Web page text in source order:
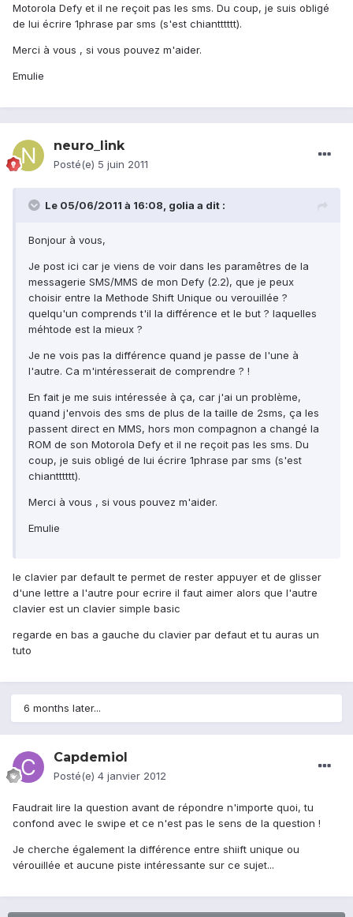
Motorola Defy et il ne reçoit pas les sms. Du coup, je suis obligé
de lui écrire 1phrase par sms (s'est chiantttttt).
Merci à vous , si vous pouvez m'aider.
Emulie
neuro_link
Posté(e) 5 juin 2011
Le 05/06/2011 à 16:08, golia a dit :
Bonjour à vous,
Je post ici car je viens de voir dans les paramêtres de la
messagerie SMS/MMS de mon Defy (2.2), que je peux
choisir entre la Methode Shift Unique ou verouillée ?
quelqu'un comprends t'il la différence et le but ? laquelles
méhtode est la mieux ?
Je ne vois pas la différence quand je passe de l'une à
l'autre. Ca m'intéresserait de comprendre ? !
En fait je me suis intéressée à ça, car j'ai un problème,
quand j'envois des sms de plus de la taille de 2sms, ça les
passent direct en MMS, hors mon compagnon a changé la
ROM de son Motorola Defy et il ne reçoit pas les sms. Du
coup, je suis obligé de lui écrire 1phrase par sms (s'est
chiantttttt).
Merci à vous , si vous pouvez m'aider.
Emulie
le clavier par default te permet de rester appuyer et de glisser
d'une lettre a l'autre pour ecrire il faut aimer alors que l'autre
clavier est un clavier simple basic
regarde en bas a gauche du clavier par defaut et tu auras un
tuto
6 months later...
Capdemiol
Posté(e) 4 janvier 2012
Faudrait lire la question avant de répondre n'importe quoi, tu
confond avec le swipe et ce n'est pas le sens de la question !
Je cherche également la différence entre shiift unique ou
vérouillée et aucune piste intéressante sur ce sujet...